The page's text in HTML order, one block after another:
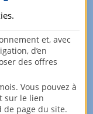
bien
!
.
et, avec
d’en
des offres
Vous pouvez à
sur le lien
de page du site.